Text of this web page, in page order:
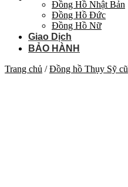
Đồng Hồ Nhật Bản
Đồng Hồ Đức
Đồng Hồ Nữ
Giao Dịch
BẢO HÀNH
Trang chủ / Đồng hồ Thụy Sỹ cũ